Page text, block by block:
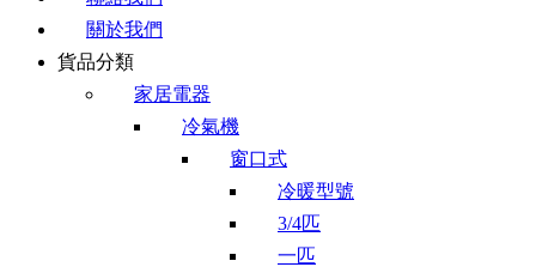
關於我們
貨品分類
家居電器
冷氣機
窗口式
冷暖型號
3/4匹
一匹